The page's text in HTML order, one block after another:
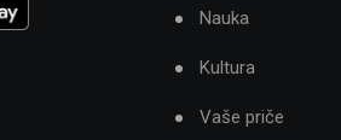
Nauka
Kultura
Vaše priče